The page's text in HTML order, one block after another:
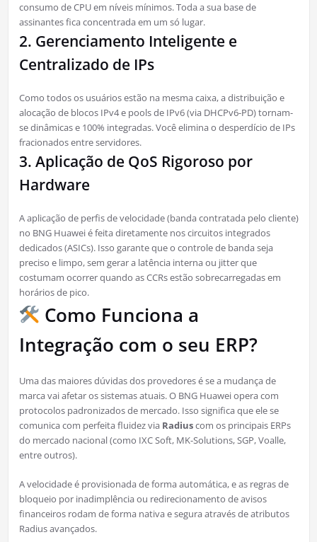
consumo de CPU em níveis mínimos. Toda a sua base de
assinantes fica concentrada em um só lugar.
2. Gerenciamento Inteligente e
Centralizado de IPs
Como todos os usuários estão na mesma caixa, a distribuição e
alocação de blocos IPv4 e pools de IPv6 (via DHCPv6-PD) tornam-
se dinâmicas e 100% integradas. Você elimina o desperdício de IPs
fracionados entre servidores.
3. Aplicação de QoS Rigoroso por
Hardware
A aplicação de perfis de velocidade (banda contratada pelo cliente)
no BNG Huawei é feita diretamente nos circuitos integrados
dedicados (ASICs). Isso garante que o controle de banda seja
preciso e limpo, sem gerar a latência interna ou jitter que
costumam ocorrer quando as CCRs estão sobrecarregadas em
horários de pico.
Como Funciona a
Integração com o seu ERP?
Uma das maiores dúvidas dos provedores é se a mudança de
marca vai afetar os sistemas atuais. O BNG Huawei opera com
protocolos padronizados de mercado. Isso significa que ele se
comunica com perfeita fluidez via Radiuscom os principais ERPs
do mercado nacional (como IXC Soft, MK-Solutions, SGP, Voalle,
entre outros).
A velocidade é provisionada de forma automática, e as regras de
bloqueio por inadimplência ou redirecionamento de avisos
financeiros rodam de forma nativa e segura através de atributos
Radius avançados.